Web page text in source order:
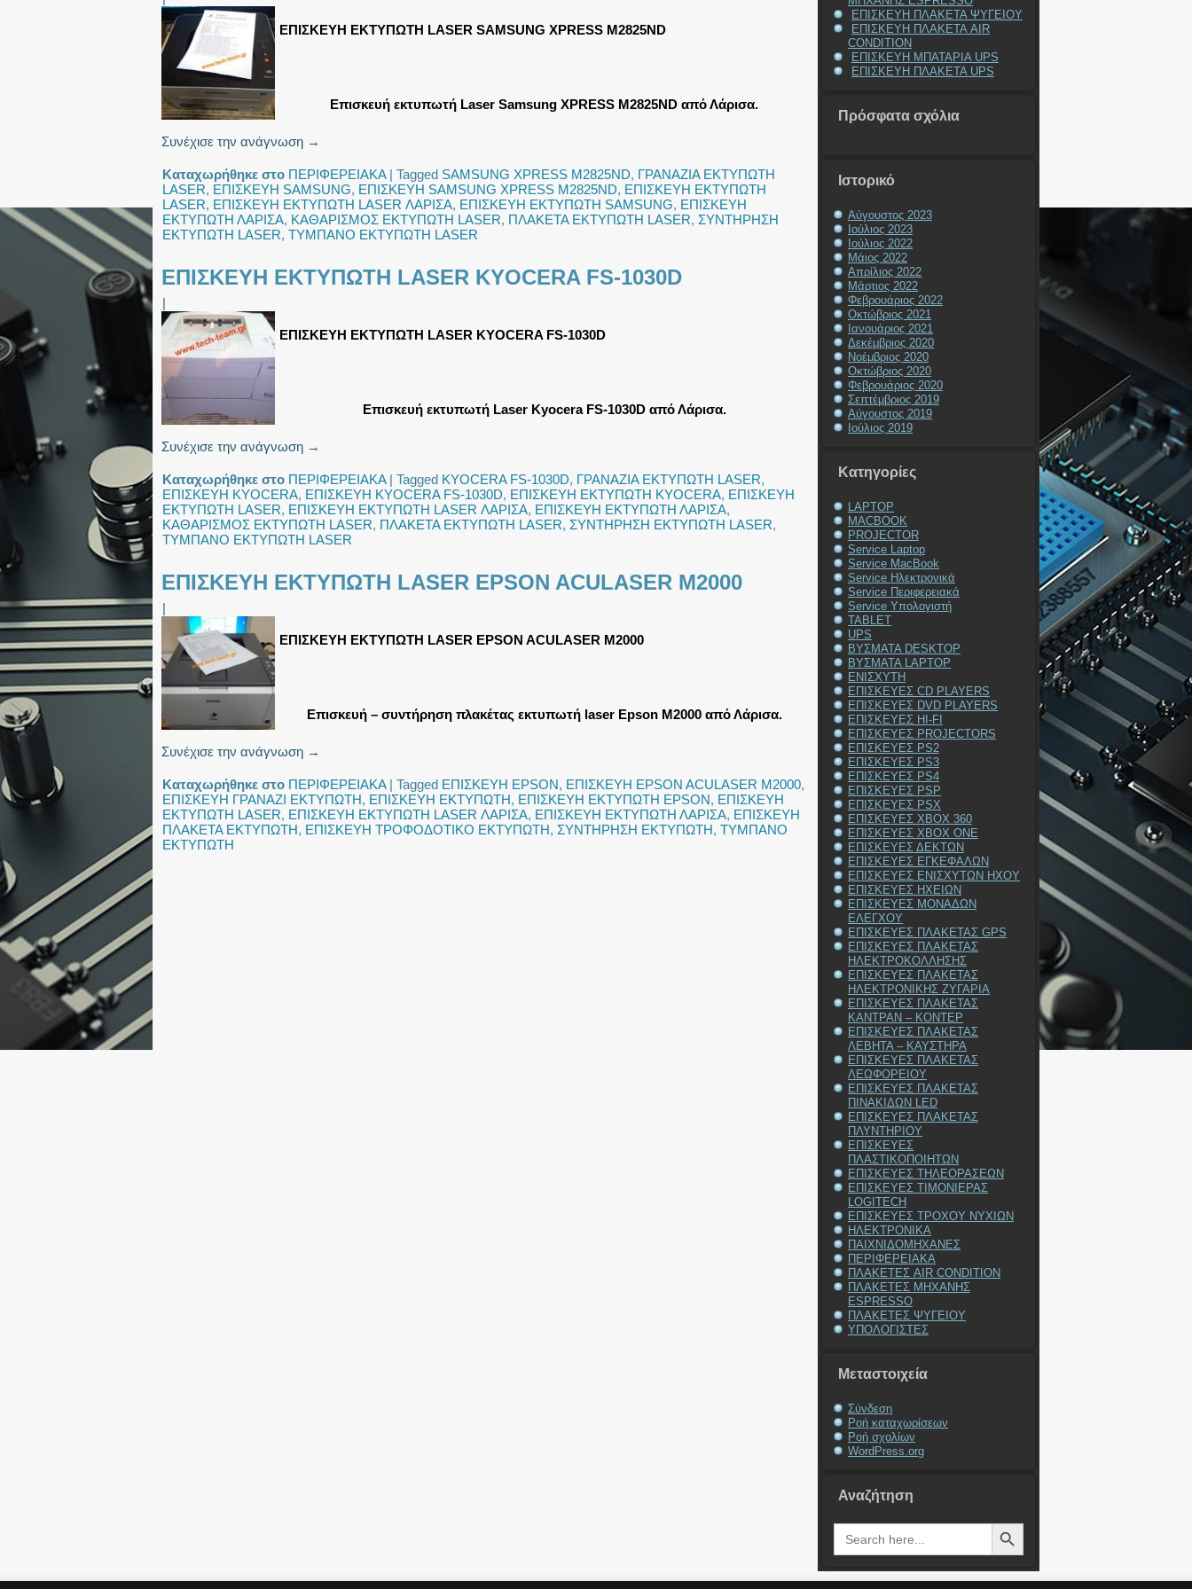
ΕΠΙΣΚΕΥΗ ΕΚΤΥΠΩΤΗ LASER SAMSUNG XPRESS M2825ND
Επισκευή εκτυπωτή Laser Samsung XPRESS M2825ND από Λάρισα.
Συνέχισε την ανάγνωση →
Καταχωρήθηκε στο ΠΕΡΙΦΕΡΕΙΑΚΑ| Tagged SAMSUNG XPRESS M2825ND, ΓΡΑΝΑΖΙΑ ΕΚΤΥΠΩΤΗ
LASER, ΕΠΙΣΚΕΥΗ SAMSUNG, ΕΠΙΣΚΕΥΗ SAMSUNG XPRESS M2825ND, ΕΠΙΣΚΕΥΗ ΕΚΤΥΠΩΤΗ
LASER, ΕΠΙΣΚΕΥΗ ΕΚΤΥΠΩΤΗ LASER ΛΑΡΙΣΑ, ΕΠΙΣΚΕΥΗ ΕΚΤΥΠΩΤΗ SAMSUNG, ΕΠΙΣΚΕΥΗ
ΕΚΤΥΠΩΤΗ ΛΑΡΙΣΑ, ΚΑΘΑΡΙΣΜΟΣ ΕΚΤΥΠΩΤΗ LASER, ΠΛΑΚΕΤΑ ΕΚΤΥΠΩΤΗ LASER, ΣΥΝΤΗΡΗΣΗ
ΕΚΤΥΠΩΤΗ LASER, ΤΥΜΠΑΝΟ ΕΚΤΥΠΩΤΗ LASER
ΕΠΙΣΚΕΥΗ ΕΚΤΥΠΩΤΗ LASER KYOCERA FS-1030D
|
ΕΠΙΣΚΕΥΗ ΕΚΤΥΠΩΤΗ LASER KYOCERA FS-1030D
Επισκευή εκτυπωτή Laser Kyocera FS-1030D από Λάρισα.
Συνέχισε την ανάγνωση →
Καταχωρήθηκε στο ΠΕΡΙΦΕΡΕΙΑΚΑ| Tagged KYOCERA FS-1030D, ΓΡΑΝΑΖΙΑ ΕΚΤΥΠΩΤΗ LASER,
ΕΠΙΣΚΕΥΗ KYOCERA, ΕΠΙΣΚΕΥΗ KYOCERA FS-1030D, ΕΠΙΣΚΕΥΗ ΕΚΤΥΠΩΤΗ KYOCERA, ΕΠΙΣΚΕΥΗ
ΕΚΤΥΠΩΤΗ LASER, ΕΠΙΣΚΕΥΗ ΕΚΤΥΠΩΤΗ LASER ΛΑΡΙΣΑ, ΕΠΙΣΚΕΥΗ ΕΚΤΥΠΩΤΗ ΛΑΡΙΣΑ,
ΚΑΘΑΡΙΣΜΟΣ ΕΚΤΥΠΩΤΗ LASER, ΠΛΑΚΕΤΑ ΕΚΤΥΠΩΤΗ LASER, ΣΥΝΤΗΡΗΣΗ ΕΚΤΥΠΩΤΗ LASER,
ΤΥΜΠΑΝΟ ΕΚΤΥΠΩΤΗ LASER
ΕΠΙΣΚΕΥΗ ΕΚΤΥΠΩΤΗ LASER EPSON ACULASER M2000
|
ΕΠΙΣΚΕΥΗ ΕΚΤΥΠΩΤΗ LASER EPSON ACULASER M2000
Επισκευή – συντήρηση πλακέτας εκτυπωτή laser Epson M2000 από Λάρισα.
Συνέχισε την ανάγνωση →
Καταχωρήθηκε στο ΠΕΡΙΦΕΡΕΙΑΚΑ| Tagged ΕΠΙΣΚΕΥΗ EPSON, ΕΠΙΣΚΕΥΗ EPSON ACULASER M2000,
ΕΠΙΣΚΕΥΗ ΓΡΑΝΑΖΙ ΕΚΤΥΠΩΤΗ, ΕΠΙΣΚΕΥΗ ΕΚΤΥΠΩΤΗ, ΕΠΙΣΚΕΥΗ ΕΚΤΥΠΩΤΗ EPSON, ΕΠΙΣΚΕΥΗ
ΕΚΤΥΠΩΤΗ LASER, ΕΠΙΣΚΕΥΗ ΕΚΤΥΠΩΤΗ LASER ΛΑΡΙΣΑ, ΕΠΙΣΚΕΥΗ ΕΚΤΥΠΩΤΗ ΛΑΡΙΣΑ, ΕΠΙΣΚΕΥΗ
ΠΛΑΚΕΤΑ ΕΚΤΥΠΩΤΗ, ΕΠΙΣΚΕΥΗ ΤΡΟΦΟΔΟΤΙΚΟ ΕΚΤΥΠΩΤΗ, ΣΥΝΤΗΡΗΣΗ ΕΚΤΥΠΩΤΗ, ΤΥΜΠΑΝΟ
ΕΚΤΥΠΩΤΗ
ΕΠΙΣΚΕΥΗ ΠΛΑΚΕΤΑ ΨΥΓΕΙΟΥ
ΕΠΙΣΚΕΥΗ ΠΛΑΚΕΤΑ AIR
CONDITION
ΕΠΙΣΚΕΥΗ ΜΠΑΤΑΡΙΑ UPS
ΕΠΙΣΚΕΥΗ ΠΛΑΚΕΤΑ UPS
Πρόσφατα σχόλια
Ιστορικό
Αύγουστος 2023
Ιούλιος 2023
Ιούλιος 2022
Μάιος 2022
Απρίλιος 2022
Μάρτιος 2022
Φεβρουάριος 2022
Οκτώβριος 2021
Ιανουάριος 2021
Δεκέμβριος 2020
Νοέμβριος 2020
Οκτώβριος 2020
Φεβρουάριος 2020
Σεπτέμβριος 2019
Αύγουστος 2019
Ιούλιος 2019
Kατηγορίες
LAPTOP
MACBOOK
PROJECTOR
Service Laptop
Service MacBook
Service Ηλεκτρονικά
Service Περιφερειακά
Service Υπολογιστή
TABLET
UPS
ΒΥΣΜΑΤΑ DESKTOP
ΒΥΣΜΑΤΑ LAPTOP
ΕΝΙΣΧΥΤΗ
ΕΠΙΣΚΕΥΕΣ CD PLAYERS
ΕΠΙΣΚΕΥΕΣ DVD PLAYERS
ΕΠΙΣΚΕΥΕΣ HI-FI
ΕΠΙΣΚΕΥΕΣ PROJECTORS
ΕΠΙΣΚΕΥΕΣ PS2
ΕΠΙΣΚΕΥΕΣ PS3
ΕΠΙΣΚΕΥΕΣ PS4
ΕΠΙΣΚΕΥΕΣ PSP
ΕΠΙΣΚΕΥΕΣ PSX
ΕΠΙΣΚΕΥΕΣ XBOX 360
ΕΠΙΣΚΕΥΕΣ XBOX ONE
ΕΠΙΣΚΕΥΕΣ ΔΕΚΤΩΝ
ΕΠΙΣΚΕΥΕΣ ΕΓΚΕΦΑΛΩΝ
ΕΠΙΣΚΕΥΕΣ ΕΝΙΣΧΥΤΩΝ ΗΧΟΥ
ΕΠΙΣΚΕΥΕΣ ΗΧΕΙΩΝ
ΕΠΙΣΚΕΥΕΣ ΜΟΝΑΔΩΝ
ΕΛΕΓΧΟΥ
ΕΠΙΣΚΕΥΕΣ ΠΛΑΚΕΤΑΣ GPS
ΕΠΙΣΚΕΥΕΣ ΠΛΑΚΕΤΑΣ
ΗΛΕΚΤΡΟΚΟΛΛΗΣΗΣ
ΕΠΙΣΚΕΥΕΣ ΠΛΑΚΕΤΑΣ
ΗΛΕΚΤΡΟΝΙΚΗΣ ΖΥΓΑΡΙΑ
ΕΠΙΣΚΕΥΕΣ ΠΛΑΚΕΤΑΣ
ΚΑΝΤΡΑΝ – ΚΟΝΤΕΡ
ΕΠΙΣΚΕΥΕΣ ΠΛΑΚΕΤΑΣ
ΛΕΒΗΤΑ – ΚΑΥΣΤΗΡΑ
ΕΠΙΣΚΕΥΕΣ ΠΛΑΚΕΤΑΣ
ΛΕΩΦΟΡΕΙΟΥ
ΕΠΙΣΚΕΥΕΣ ΠΛΑΚΕΤΑΣ
ΠΙΝΑΚΙΔΩΝ LED
ΕΠΙΣΚΕΥΕΣ ΠΛΑΚΕΤΑΣ
ΠΛΥΝΤΗΡΙΟΥ
ΕΠΙΣΚΕΥΕΣ
ΠΛΑΣΤΙΚΟΠΟΙΗΤΩΝ
ΕΠΙΣΚΕΥΕΣ ΤΗΛΕΟΡΑΣΕΩΝ
ΕΠΙΣΚΕΥΕΣ ΤΙΜΟΝΙΕΡΑΣ
LOGITECH
ΕΠΙΣΚΕΥΕΣ ΤΡΟΧΟΥ ΝΥΧΙΩΝ
ΗΛΕΚΤΡΟΝΙΚΑ
ΠΑΙΧΝΙΔΟΜΗΧΑΝΕΣ
ΠΕΡΙΦΕΡΕΙΑΚΑ
ΠΛΑΚΕΤΕΣ AIR CONDITION
ΠΛΑΚΕΤΕΣ ΜΗΧΑΝΗΣ
ESPRESSO
ΠΛΑΚΕΤΕΣ ΨΥΓΕΙΟΥ
ΥΠΟΛΟΓΙΣΤΕΣ
Μεταστοιχεία
Σύνδεση
Ροή καταχωρίσεων
Ροή σχολίων
WordPress.org
Αναζήτηση
Search
for:
Search Button